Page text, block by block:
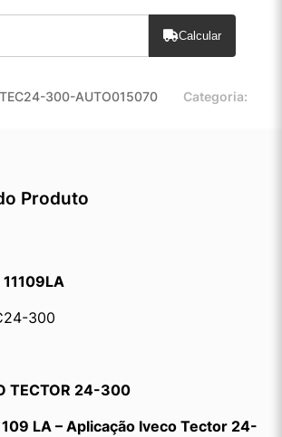
Calcular
300-AUTO015070
Categoria:
Produto
11109LA
300
TECTOR 24-300
LA – Aplicação Iveco Tector 24-